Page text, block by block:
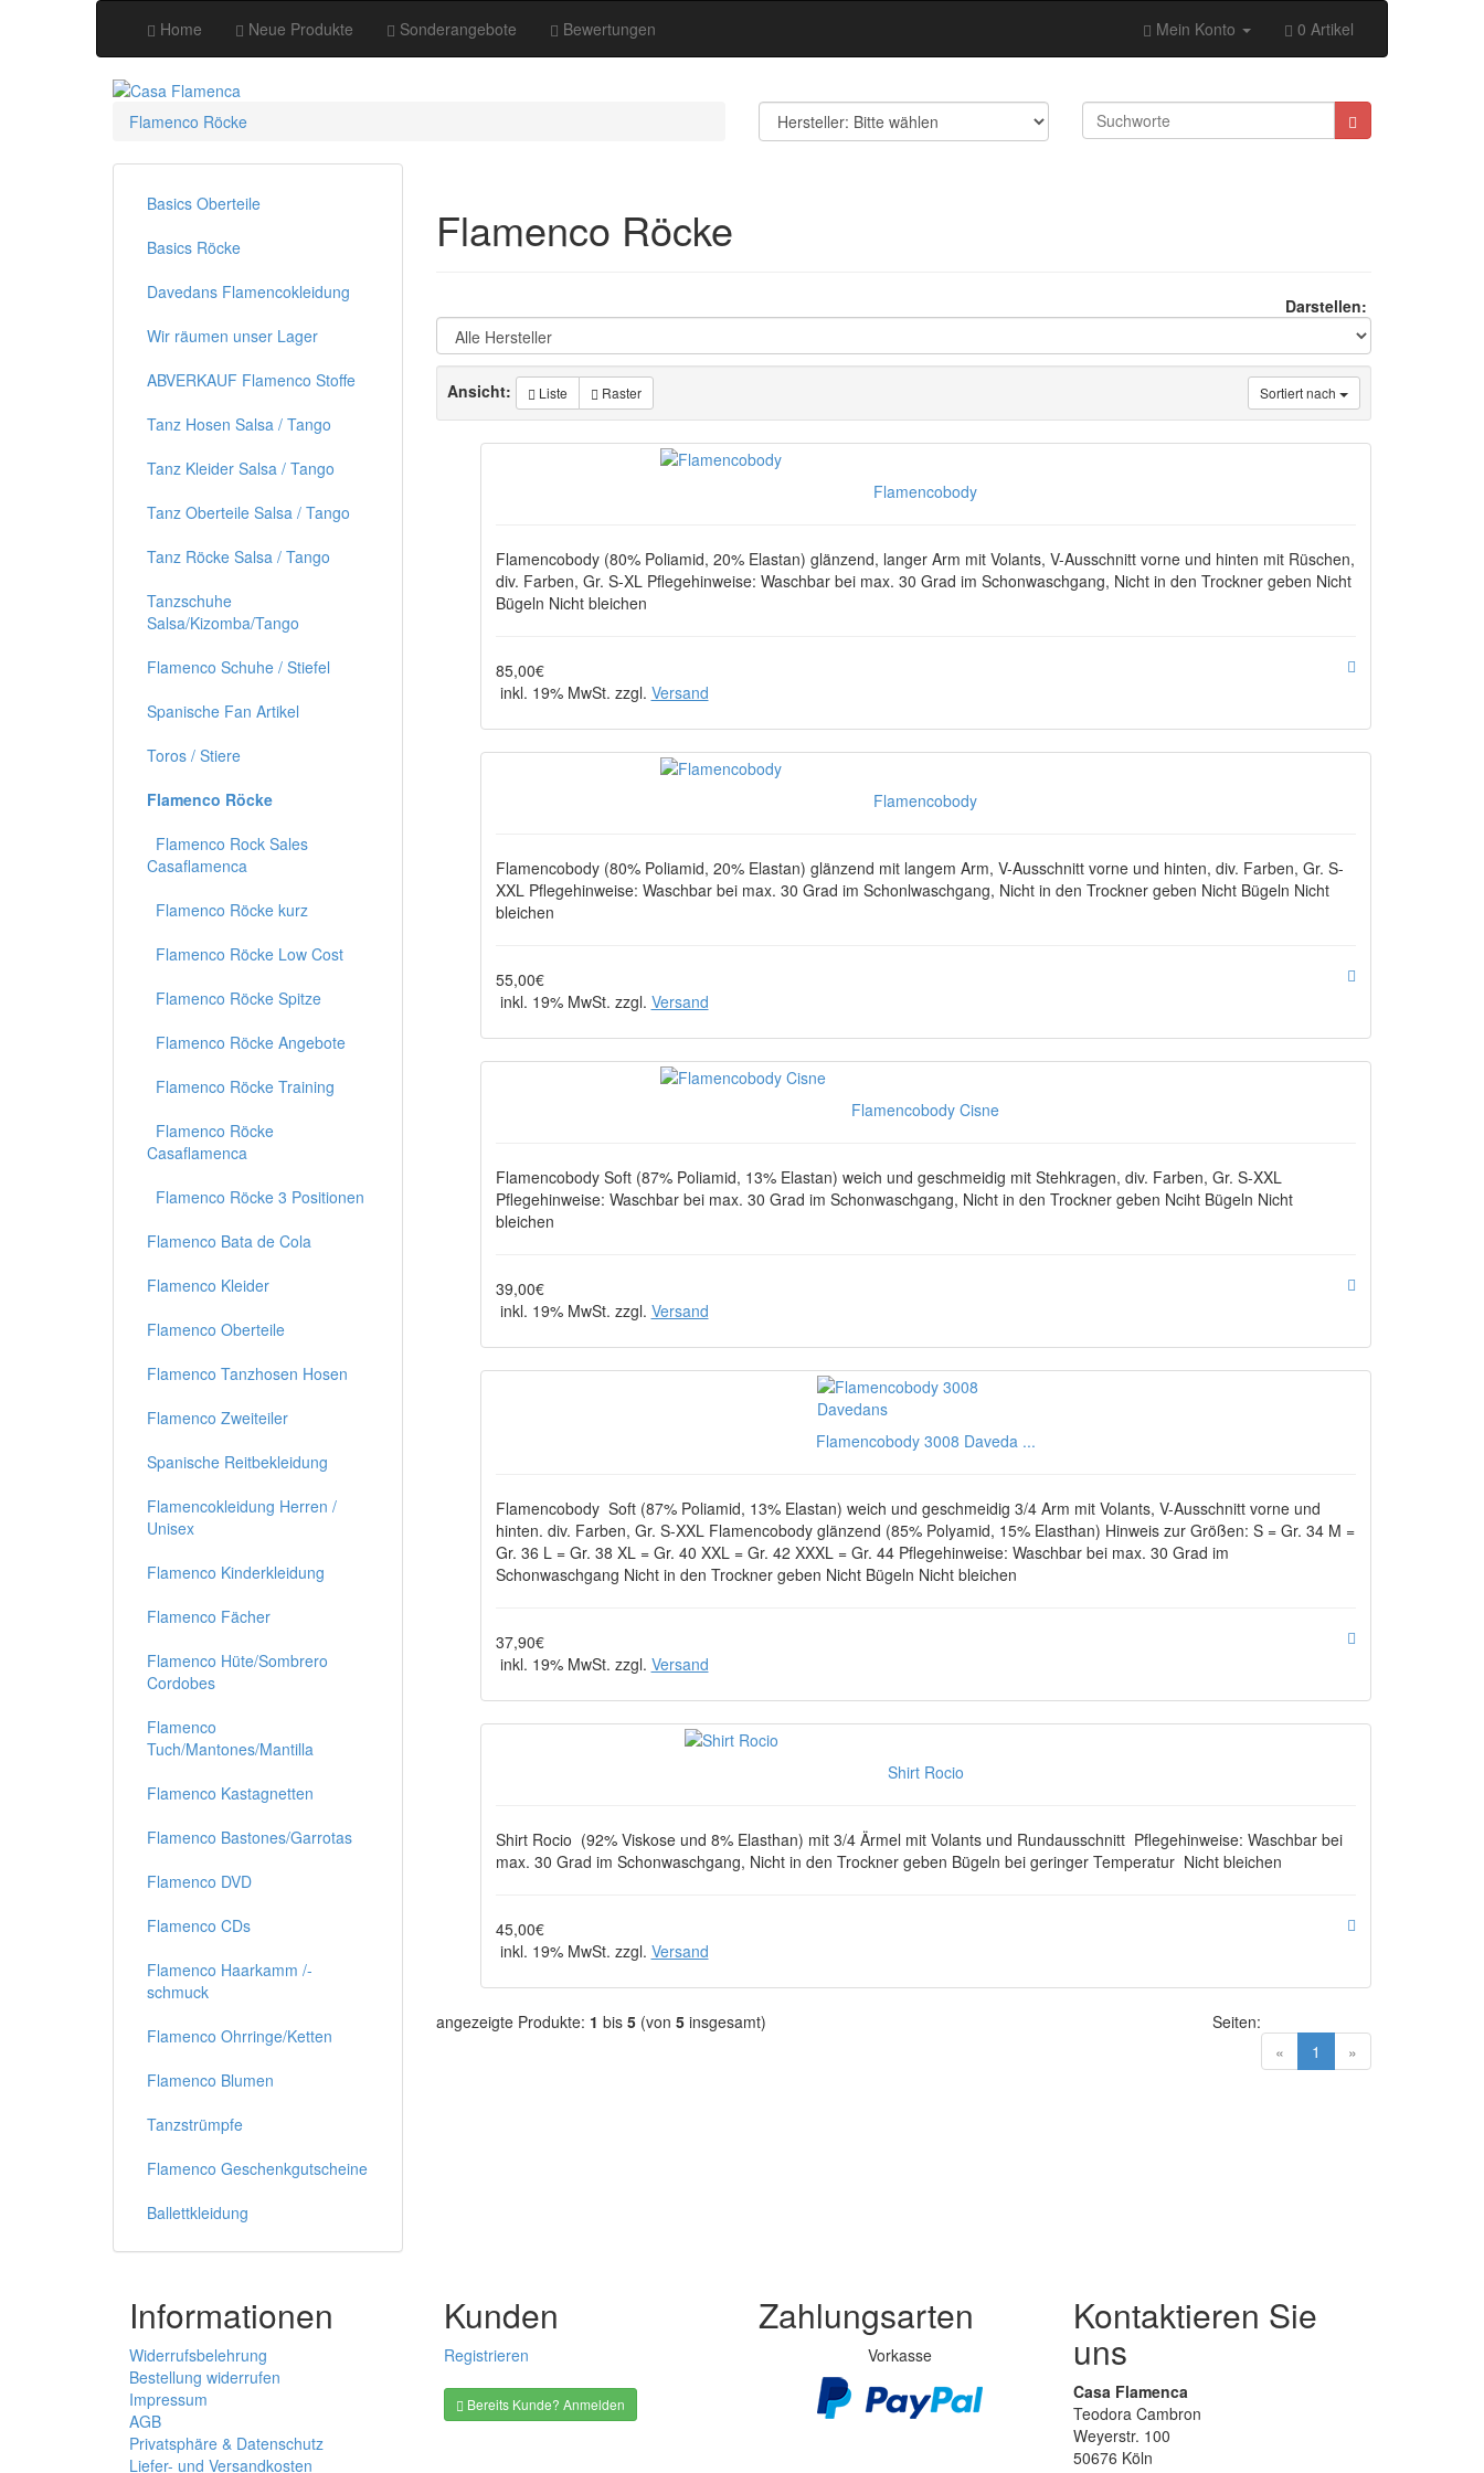
Home Neue Produkte Sonderangebote Bewertungen Mein Konto 0 Artikel
Flamenco Röcke
Flamenco Röcke
Darstellen:
Ansicht: Liste Raster Sortiert nach
Flamencobody
Flamencobody (80% Poliamid, 20% Elastan) glänzend, langer Arm mit Volants, V-Ausschnitt vorne und hinten mit Rüschen,
div. Farben, Gr. S-XL Pflegehinweise: Waschbar bei max. 30 Grad im Schonwaschgang, Nicht in den Trockner geben Nicht
Bügeln Nicht bleichen
85,00€
inkl. 19% MwSt. zzgl. Versand
Flamencobody
Flamencobody (80% Poliamid, 20% Elastan) glänzend mit langem Arm, V-Ausschnitt vorne und hinten, div. Farben, Gr. S-
XXL Pflegehinweise: Waschbar bei max. 30 Grad im Schonlwaschgang, Nicht in den Trockner geben Nicht Bügeln Nicht
bleichen
55,00€
inkl. 19% MwSt. zzgl. Versand
Flamencobody Cisne
Flamencobody Soft (87% Poliamid, 13% Elastan) weich und geschmeidig mit Stehkragen, div. Farben, Gr. S-XXL
Pflegehinweise: Waschbar bei max. 30 Grad im Schonwaschgang, Nicht in den Trockner geben Nciht Bügeln Nicht
bleichen
39,00€
inkl. 19% MwSt. zzgl. Versand
Flamencobody 3008 Daveda ...
Flamencobody Soft (87% Poliamid, 13% Elastan) weich und geschmeidig 3/4 Arm mit Volants, V-Ausschnitt vorne und
hinten. div. Farben, Gr. S-XXL Flamencobody glänzend (85% Polyamid, 15% Elasthan) Hinweis zur Größen: S = Gr. 34 M =
Gr. 36 L = Gr. 38 XL = Gr. 40 XXL = Gr. 42 XXXL = Gr. 44 Pflegehinweise: Waschbar bei max. 30 Grad im
Schonwaschgang Nicht in den Trockner geben Nicht Bügeln Nicht bleichen
37,90€
inkl. 19% MwSt. zzgl. Versand
Shirt Rocio
Shirt Rocio (92% Viskose und 8% Elasthan) mit 3/4 Ärmel mit Volants und Rundausschnitt Pflegehinweise: Waschbar bei
max. 30 Grad im Schonwaschgang, Nicht in den Trockner geben Bügeln bei geringer Temperatur Nicht bleichen
45,00€
inkl. 19% MwSt. zzgl. Versand
angezeigte Produkte: 1 bis 5(von 5insgesamt)
«
1 (current)
»
Seiten:
Basics Oberteile
Basics Röcke
Davedans Flamencokleidung
Wir räumen unser Lager
ABVERKAUF Flamenco Stoffe
Tanz Hosen Salsa / Tango
Tanz Kleider Salsa / Tango
Tanz Oberteile Salsa / Tango
Tanz Röcke Salsa / Tango
Tanzschuhe
Salsa/Kizomba/Tango
Flamenco Schuhe / Stiefel
Spanische Fan Artikel
Toros / Stiere
Flamenco Röcke
Flamenco Rock Sales
Casaflamenca
Flamenco Röcke kurz
Flamenco Röcke Low Cost
Flamenco Röcke Spitze
Flamenco Röcke Angebote
Flamenco Röcke Training
Flamenco Röcke
Casaflamenca
Flamenco Röcke 3 Positionen
Flamenco Bata de Cola
Flamenco Kleider
Flamenco Oberteile
Flamenco Tanzhosen Hosen
Flamenco Zweiteiler
Spanische Reitbekleidung
Flamencokleidung Herren /
Unisex
Flamenco Kinderkleidung
Flamenco Fächer
Flamenco Hüte/Sombrero
Cordobes
Flamenco
Tuch/Mantones/Mantilla
Flamenco Kastagnetten
Flamenco Bastones/Garrotas
Flamenco DVD
Flamenco CDs
Flamenco Haarkamm /-
schmuck
Flamenco Ohrringe/Ketten
Flamenco Blumen
Tanzstrümpfe
Flamenco Geschenkgutscheine
Ballettkleidung
Informationen
Widerrufsbelehrung
Bestellung widerrufen
Impressum
AGB
Privatsphäre & Datenschutz
Liefer- und Versandkosten
Kunden
Registrieren
Bereits Kunde? Anmelden
Zahlungsarten
Vorkasse
Kontaktieren Sie
uns
Casa Flamenca
Teodora Cambron
Weyerstr. 100
50676 Köln